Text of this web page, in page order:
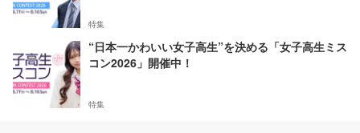
特集
“日本一かわいい女子高生”を決める「女子高生ミス
コン2026」開催中！
特集